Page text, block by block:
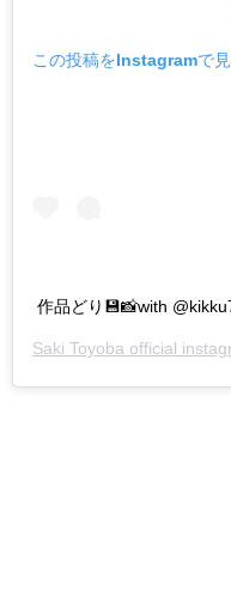
この投稿をInstagramで
作品どり💾📸with
Saki Toyoba official